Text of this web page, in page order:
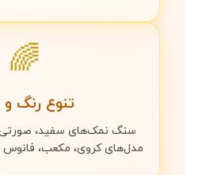
🌈
تنوع رنگ
سنگ نمک‌های سفید، صورتی،
مدل‌های کروی، مکعب،